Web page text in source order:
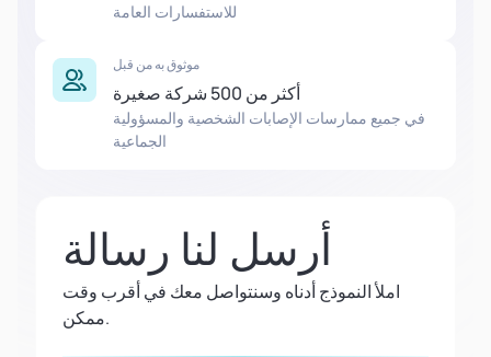
للاستفسارات العامة
موثوق به من قبل
أكثر من 500 شركة صغيرة
في جميع ممارسات الإصابات الشخصية والمسؤولية
الجماعية
أرسل لنا رسالة
املأ النموذج أدناه وسنتواصل معك في أقرب وقت
ممكن.